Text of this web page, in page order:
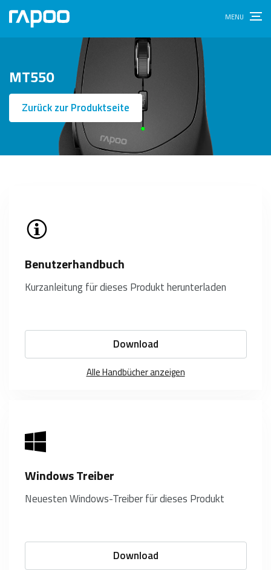
MT550
Zurück zur Produktseite
Benutzerhandbuch
Kurzanleitung für dieses Produkt herunterladen
Download
Alle Handbücher anzeigen
Windows Treiber
Neuesten Windows-Treiber für dieses Produkt
Download